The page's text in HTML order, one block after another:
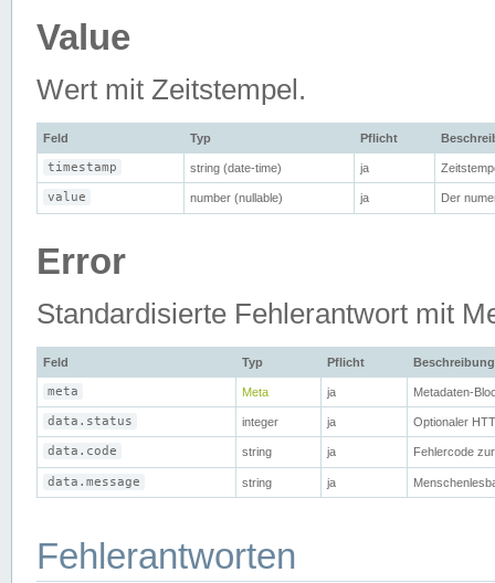
Value
Wert mit Zeitstempel.
Feld Typ Pflicht
timestamp string (date-time) ja
value number (nullable) ja Der
Error
Standardisierte Fehlerantwort mit
Feld Typ Pflicht Beschreibung
meta Meta ja Metadaten-
data.status integer ja Optionaler
data.code string ja Fehlercode
data.message string ja
Fehlerantworten